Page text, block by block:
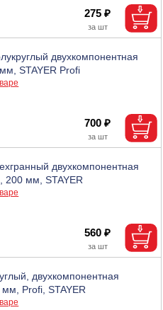
275 ₽
двухкомпонентная
STAYER Profi
700 ₽
двухкомпонентная
200 мм, STAYER
560 ₽
двухкомпонентная
мм, Profi, STAYER